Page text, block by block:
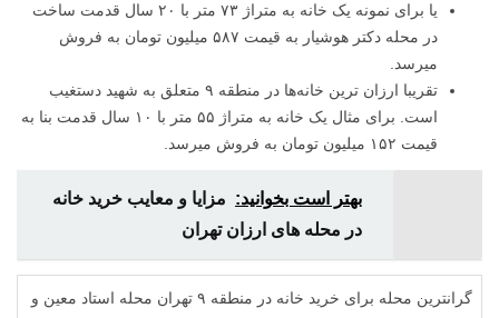
یا برای نمونه یک خانه به متراژ ۷۳ متر با ۲۰ سال قدمت ساخت
در محله دکتر هوشیار به قیمت ۵۸۷ میلیون تومان به فروش
میرسد.
تقریبا ارزان ترین خانه‌ها در منطقه ۹ متعلق به شهید دستغیب
است. برای مثال یک خانه به متراژ ۵۵ متر با ۱۰ سال قدمت بنا به
قیمت ۱۵۲ میلیون تومان به فروش میرسد.
بهتر است بخوانید: مزایا و معایب خرید خانه
در محله های ارزان تهران
گرانترین محله برای خرید خانه در منطقه ۹ تهران محله استاد معین و